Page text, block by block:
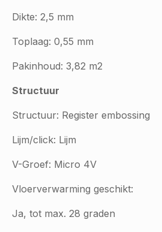
Dikte: 2,5 mm
Toplaag: 0,55 mm
Pakinhoud: 3,82 m2
Structuur
Structuur: Register embossing
Lijm/click: Lijm
V-Groef: Micro 4V
Vloerverwarming geschikt:
Ja, tot max. 28 graden